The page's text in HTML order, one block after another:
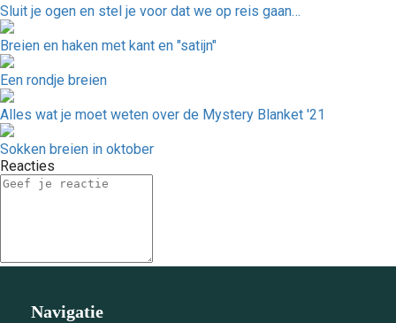
Sluit je ogen en stel je voor dat we op reis gaan…
Breien en haken met kant en "satijn"
Een rondje breien
Alles wat je moet weten over de Mystery Blanket '21
Sokken breien in oktober
Reacties
Navigatie